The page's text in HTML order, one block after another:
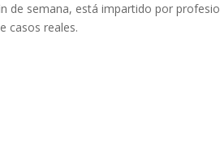
de semana, está impartido por
casos reales.